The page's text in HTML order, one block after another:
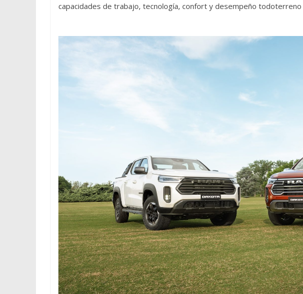
capacidades de trabajo, tecnología, confort y desempeño todoterreno